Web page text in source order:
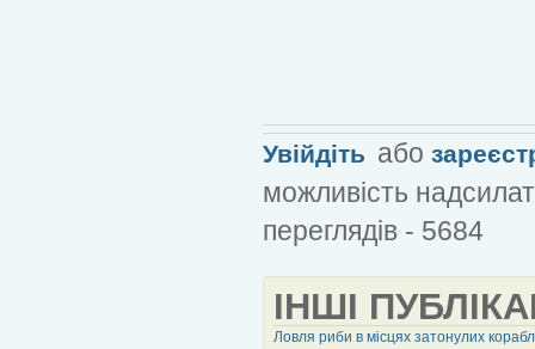
Увійдіть або
можливість
переглядів - 5684
ІНШІ
Ловля риби в місцях затонулих